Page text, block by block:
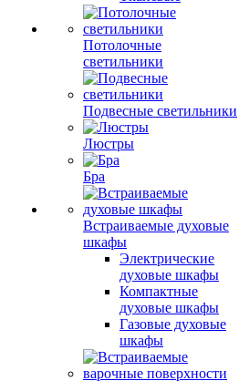
Потолочные
светильники
Подвесные светильники
Люстры
Бра
Встраиваемые духовые
шкафы
Электрические
духовые шкафы
Компактные
духовые шкафы
Газовые духовые
шкафы